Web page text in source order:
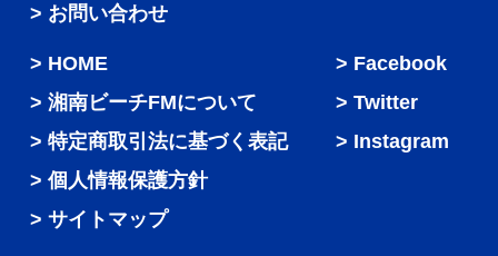
> お問い合わせ
HOME
湘南ビーチFMについて
特定商取引法に基づく表記
個人情報保護方針
サイトマップ
Facebook
Twitter
Instagram